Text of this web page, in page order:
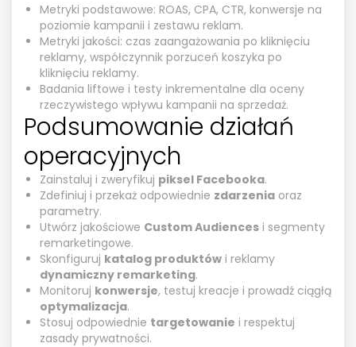
Metryki podstawowe: ROAS, CPA, CTR, konwersje na
poziomie kampanii i zestawu reklam.
Metryki jakości: czas zaangażowania po kliknięciu
reklamy, współczynnik porzuceń koszyka po
kliknięciu reklamy.
Badania liftowe i testy inkrementalne dla oceny
rzeczywistego wpływu kampanii na sprzedaż.
Podsumowanie działań
operacyjnych
Zainstaluj i zweryfikuj piksel Facebooka.
Zdefiniuj i przekaż odpowiednie zdarzenia oraz
parametry.
Utwórz jakościowe Custom Audiences i segmenty
remarketingowe.
Skonfiguruj katalog produktów i reklamy
dynamiczny remarketing.
Monitoruj konwersje, testuj kreacje i prowadź ciągłą
optymalizacja.
Stosuj odpowiednie targetowanie i respektuj
zasady prywatności.